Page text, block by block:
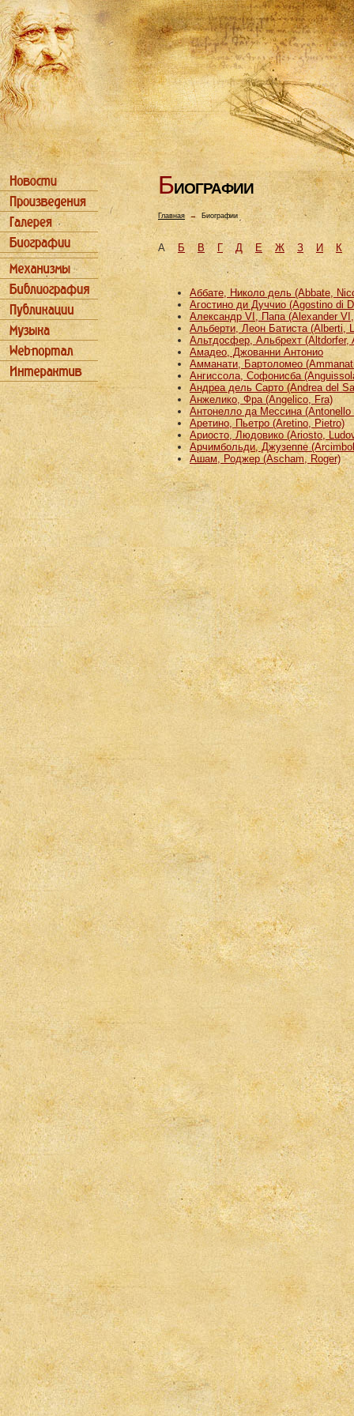
БИОГРАФИИ
Главная→ Биографии
АБ В Г Д Е Ж З И К
Аббате, Николо дель (Abbate,
Агостино ди Дуччио (Agostino di
Александр VI, Папа (Alexander
Альберти, Леон Батиста (Alberti,
Альтдосфер, Альбрехт (Altdorfer,
Амадео, Джованни Антонио
Амманати, Бартоломео
Ангиссола, Софонисба
Андреа дель Сарто (Andrea del
Анжелико, Фра (Angelico, Fra)
Антонелло да Мессина (Antonello
Аретино, Пьетро (Aretino, Pietro)
Ариосто, Людовико (Ariosto,
Арчимбольди, Джузеппе
Ашам, Роджер (Ascham, Roger)